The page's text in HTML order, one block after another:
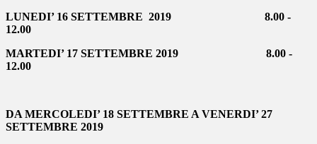
LUNEDI’ 16 SETTEMBRE 2019 8.00 -
12.00
MARTEDI’ 17 SETTEMBRE 2019 8.00 -
12.00
DA MERCOLEDI’ 18 SETTEMBRE A VENERDI’ 27
SETTEMBRE 2019